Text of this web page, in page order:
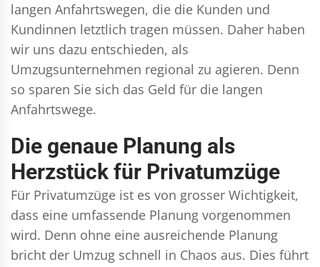
langen Anfahrtswegen, die die Kunden und
Kundinnen letztlich tragen müssen. Daher haben
wir uns dazu entschieden, als
Umzugsunternehmen regional zu agieren. Denn
so sparen Sie sich das Geld für die langen
Anfahrtswege.
Die genaue Planung als
Herzstück für Privatumzüge
Für Privatumzüge ist es von grosser Wichtigkeit,
dass eine umfassende Planung vorgenommen
wird. Denn ohne eine ausreichende Planung
bricht der Umzug schnell in Chaos aus. Dies führt